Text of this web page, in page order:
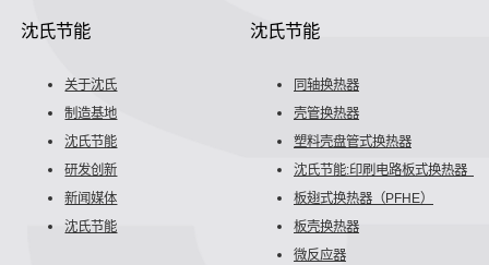
沈氏节能
关于沈氏
制造基地
沈氏节能
研发创新
新闻媒体
沈氏节能
沈氏节能
同轴换热器
壳管换热器
塑料壳盘管式换热器
沈氏节能:印刷电路板式换热器（
板翅式换热器（PFHE）
板壳换热器
微反应器